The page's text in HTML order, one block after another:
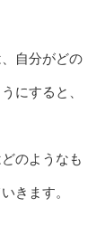
自分がどの
にすると、
のようなも
きます。